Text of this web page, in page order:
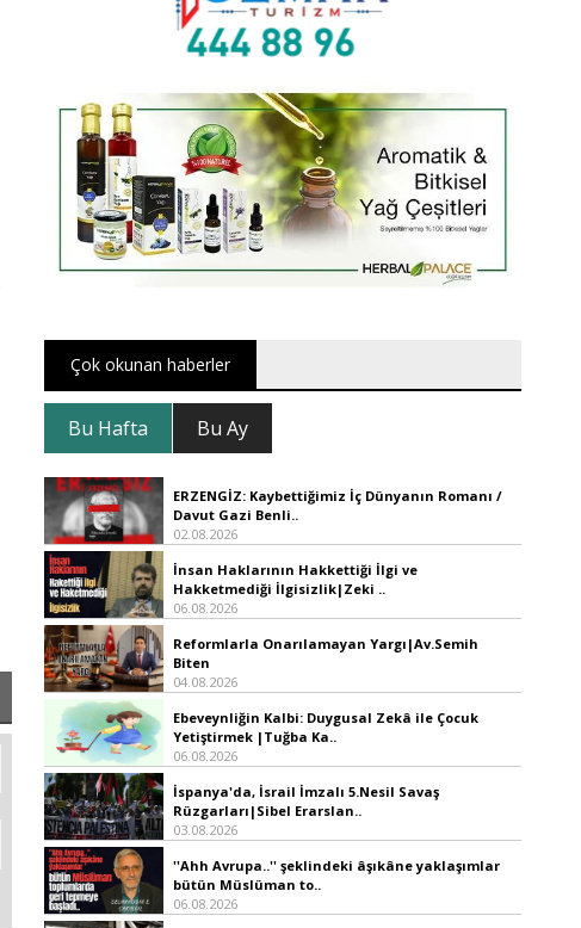
Çok okunan haberler
Bu Hafta Bu Ay
ERZENGİZ: Kaybettiğimiz İç Dünyanın Romanı /
Davut Gazi Benli..
02.08.2026
İnsan Haklarının Hakkettiği İlgi ve
Hakketmediği İlgisizlik|Zeki ..
06.08.2026
Reformlarla Onarılamayan Yargı|Av.Semih
Biten
04.08.2026
Ebeveynliğin Kalbi: Duygusal Zekâ ile Çocuk
Yetiştirmek |Tuğba Ka..
06.08.2026
İspanya'da, İsrail İmzalı 5.Nesil Savaş
Rüzgarları|Sibel Erarslan..
03.08.2026
''Ahh Avrupa..'' şeklindeki âşıkâne yaklaşımlar
bütün Müslüman to..
06.08.2026